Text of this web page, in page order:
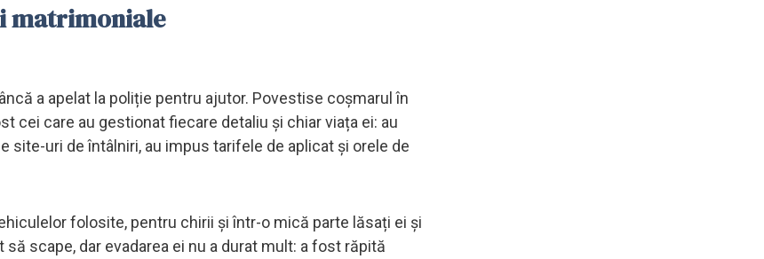
matrimoniale
a apelat la poliție pentru ajutor. Povestise coșmarul în
cei care au gestionat fiecare detaliu și chiar viața ei: au
uri de întâlniri, au impus tarifele de aplicat și orele de
folosite, pentru chirii și într-o mică parte lăsați ei și
scape, dar evadarea ei nu a durat mult: a fost răpită